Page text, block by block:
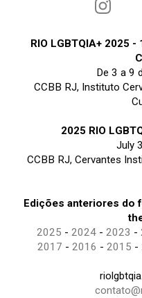
RIO LGBTQIA+ 2025
De 3 a 9
CCBB RJ, Instituto
2025 RIO
July
CCBB RJ, Cervantes
Edições anteriores do
2025 - 2024 - 2023 -
2017 - 2016 - 2015 -